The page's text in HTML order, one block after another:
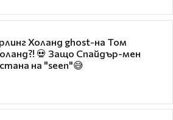
Холанд ghost-на Том
💀 Защо Спайдър-мен
на "seen"😅